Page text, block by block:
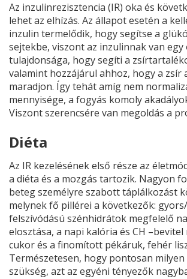
Az inzulinrezisztencia (IR) oka és
lehet az elhízás. Az állapot esetén a
inzulin termelődik, hogy segítse a
sejtekbe, viszont az inzulinnak van egy
tulajdonsága, hogy segíti a
valamint hozzájárul ahhoz, hogy a zsír
maradjon. Így tehát amíg nem
mennyisége, a fogyás komoly
Viszont szerencsére van megoldás a
Diéta
Az IR kezelésének első része az
a diéta és a mozgás tartozik. Nagyon
beteg személyre szabott táplálkozást
melynek fő pillérei a következők:
felszívódású szénhidrátok megfelelő
elosztása, a napi kalória és CH –bevitel
cukor és a finomított pékáruk, fehér
Természetesen, hogy pontosan
szükség, azt az egyéni tényezők